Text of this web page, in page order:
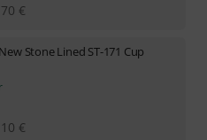
€
New Stone Lined ST-171 Cup
€